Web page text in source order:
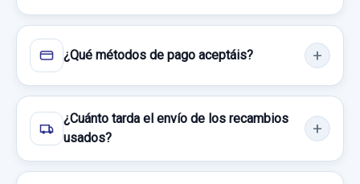
15,69 €
Sin IVA, gastos de envío no incluidos.
Consultar por whatsapp
¿Qué métodos de pago aceptáis?
¿Cuánto tarda el envío de los recambios
usados?